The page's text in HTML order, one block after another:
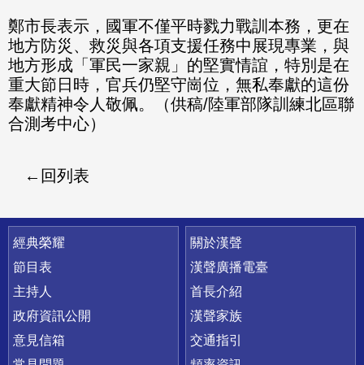
鄭市長表示，國軍不僅平時戮力戰訓本務，更在
地方防災、救災與各項支援任務中展現專業，與
地方形成「軍民一家親」的堅實情誼，特別是在
重大節日時，官兵仍堅守崗位，無私奉獻的這份
奉獻精神令人敬佩。（供稿/陸軍部隊訓練北區聯
合測考中心）
回列表
快速連結
經典榮耀
節目表
主持人
政府資訊公開
意見信箱
關於漢聲
漢聲廣播電臺
首長介紹
漢聲家族
交通指引